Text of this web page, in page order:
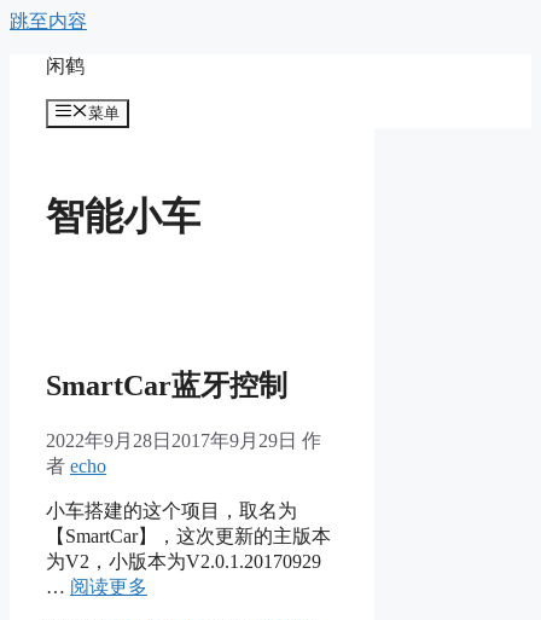
跳至内容
闲鹤
菜单
智能小车
SmartCar蓝牙控制
2022年9月28日 2017年9月29日 作
者 echo
小车搭建的这个项目，取名为
【SmartCar】，这次更新的主版本
为V2，小版本为V2.0.1.20170929
… 阅读更多